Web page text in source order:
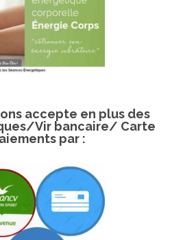
accepte en plus des
Vir bancaire/ Carte
par :